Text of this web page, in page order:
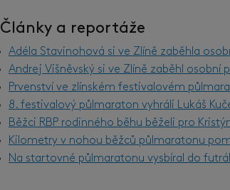
Články a reportáže
Adéla Stavinohová si ve Zlíně zaběhla
Andrej Višněvský si ve Zlíně zaběhl osobní
Prvenství ve zlínském festivalovém
8. festivalový půlmaraton vyhráli Lukáš
Běžci RBP rodinného běhu běželi pro
Kilometry v nohou běžců půlmaratonu
Na startovné půlmaratonu vysbíral do